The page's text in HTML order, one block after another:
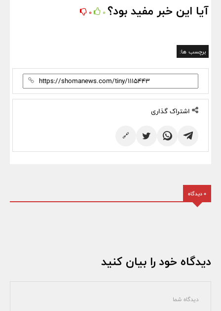
آیا این خبر مفید بود؟ 0
0
برچسب ها:
اشتراک گذاری
🔗
0 دیدگاه
دیدگاه خود را بیان کنید